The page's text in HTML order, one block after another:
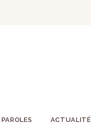
PAROLES ACTUALITÉ